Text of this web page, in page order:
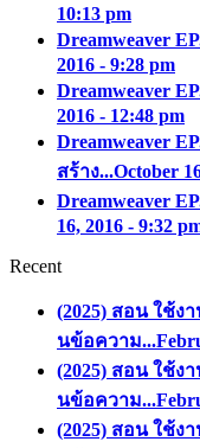
10:13 pm
Dreamweaver
2016 - 9:28 pm
Dreamweaver
2016 - 12:48 pm
Dreamweaver
สร้าง...October
Dreamweaver
16, 2016 - 9:32
Recent
(2025) สอน ใช้ง
นข้อความ...
(2025) สอน ใช้ง
นข้อความ...
(2025) สอน ใช้ง